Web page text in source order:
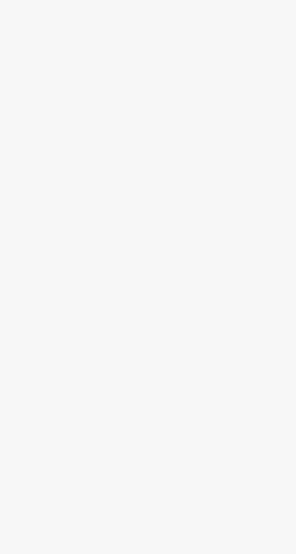
PRÓXIMOS CONCIERTOS DE
Palacio de los Juegos
SONOROMA Ribera/ Aranda de